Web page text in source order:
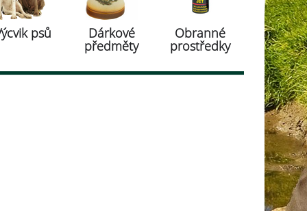
psů Dárkové
předměty
Obranné
prostředky